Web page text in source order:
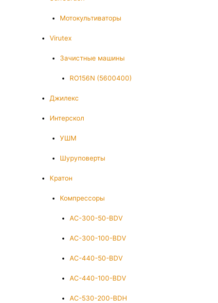
Мотокультиваторы
Virutex
Зачистные машины
RO156N (5600400)
Джилекс
Интерскол
УШМ
Шуруповерты
Кратон
Компрессоры
AC-300-50-BDV
AC-300-100-BDV
AC-440-50-BDV
AC-440-100-BDV
AC-530-200-BDH